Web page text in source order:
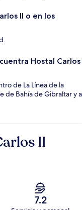
II o en los
Hostal Carlos
de La Línea de la
de Bahía de Gibraltar y a
II
7.2